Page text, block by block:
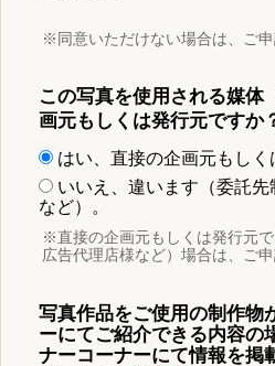
※同意いただけない場合は、ご申
この写真を使用される媒体
画元もしくは発行元ですか
はい、直接の企画元もしく
いいえ、違います（委託
など）。
※直接の企画元もしくは発行元で
広告代理店様など）場合は、ご申
写真作品をご使用の制作物
ーにてご紹介できる内容の
ナーコーナーにて情報を掲